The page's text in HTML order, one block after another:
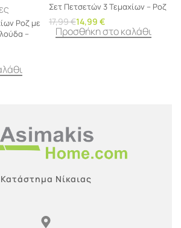
Ροζ με
–
Σετ Πετσετών 3 Τεμαχίων – Ροζ
17,99€14,99 €
Προσθήκη στο καλάθι
Κατάστημα Νίκαιας